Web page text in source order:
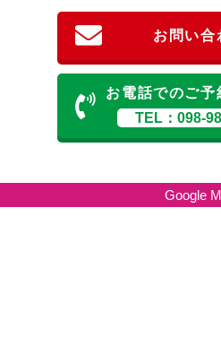
お問い合
お電話でのご予
TEL：098-
Google